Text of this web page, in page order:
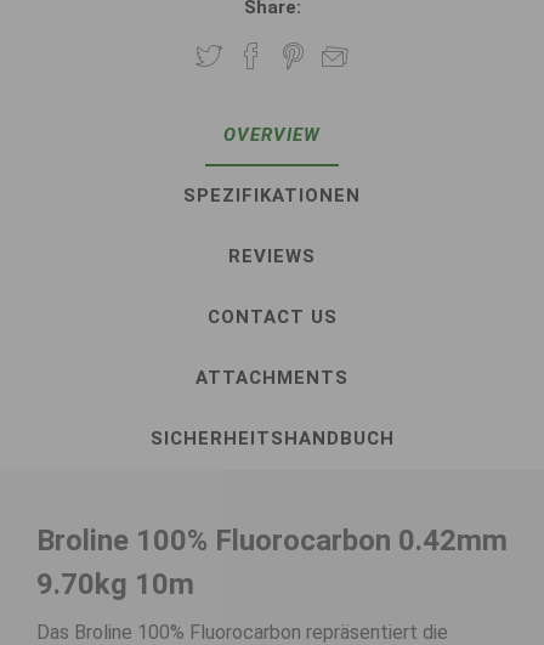
Share:
OVERVIEW
SPEZIFIKATIONEN
REVIEWS
CONTACT US
ATTACHMENTS
SICHERHEITSHANDBUCH
Broline 100% Fluorocarbon 0.42mm
9.70kg 10m
Das Broline 100% Fluorocarbon repräsentiert die